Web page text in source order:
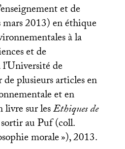
et de
2013) en éthique
à la
et de
de
plusieurs articles en
et en
livre sur lesEthiques de
au Puf (coll.
morale»), 2013.